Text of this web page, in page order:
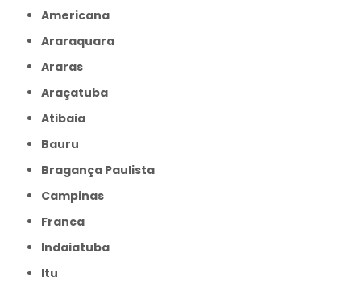
Americana
Araraquara
Araras
Araçatuba
Atibaia
Bauru
Bragança Paulista
Campinas
Franca
Indaiatuba
Itu